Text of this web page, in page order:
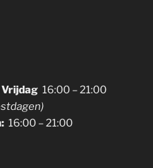
16:00 – 21:00
16:00 – 21:00